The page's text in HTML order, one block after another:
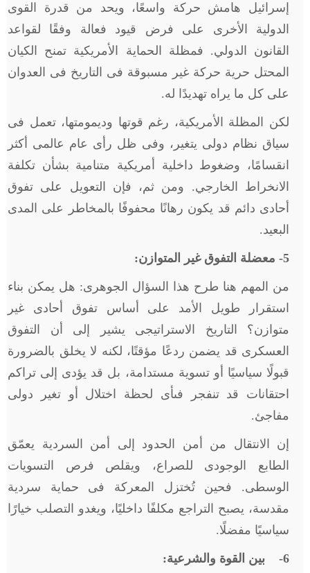
إسرائيل هامش حركة واسعًا، ويحد من قدرة القوى
الدولية الأخرى على فرض قيود فعالة وفقًا لقواعد
القانون الدولي. فمظلة الحماية الأمريكية تمنح الكيان
المحتل حرية حركة غير مسبوقة فى التاريخ فى العدوان
على كل ما يراه تهديدًا له.
لكن المظلة الأمريكية، رغم قوتها وديمومتها، تعمل فى
سياق نظام دولى يتغير، وفى ظل رأى عام عالمى أكثر
انقسامًا، وضغوط داخلية أمريكية متنامية بشأن تكلفة
الانخراط الخارجي. ومن ثم، فإن التعويل على تفوق
أحادى دائم قد يكون رهانًا محفوفًا بالمخاطر على المدى
البعيد.
5- معضلة التفوق غير المتوازن:
من المهم هنا طرح هذا السؤال الجوهرى: هل يمكن بناء
استقرار طويل الأمد على أساس تفوق أحادى غير
متوازن؟ التاريخ الاستراتيجى يشير إلى أن التفوق
العسكرى قد يضمن ردعًا مؤقتًا، لكنه لا يخلق بالضرورة
قبولًا سياسيًا أو تسوية مستدامة، بل قد يؤدى إلى تراكم
احتقانات قد تنفجر فىأى لحظة اختلال أو تغير دولى
مفاجئ.
إن الانتقال من أمن الحدود إلى أمن السردية يعمّق
الطابع الوجودى للصراع، ويقلص فرص التسويات
الوسطى. فحين تُختزل المعركة فى حماية سردية
مقدسة، يصبح التراجع مكلفًا داخليًا، ويغدو التصلب خيارًا
سياسيًا مفضلًا.
6- بين القوة والشرعية: